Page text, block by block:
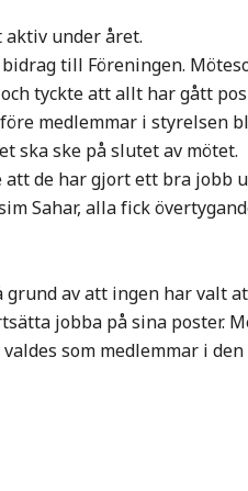
under året.
till Föreningen.
tyckte att allt har gått
medlemmar i styrelsen
ska ske på slutet av mötet.
de har gjort ett bra jobb
Sahar, alla fick
av att ingen har valt
jobba på sina poster.
som medlemmar i